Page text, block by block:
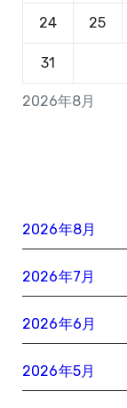
2026年8月
24 25
31
2026年8月
2026年7月
2026年6月
2026年5月